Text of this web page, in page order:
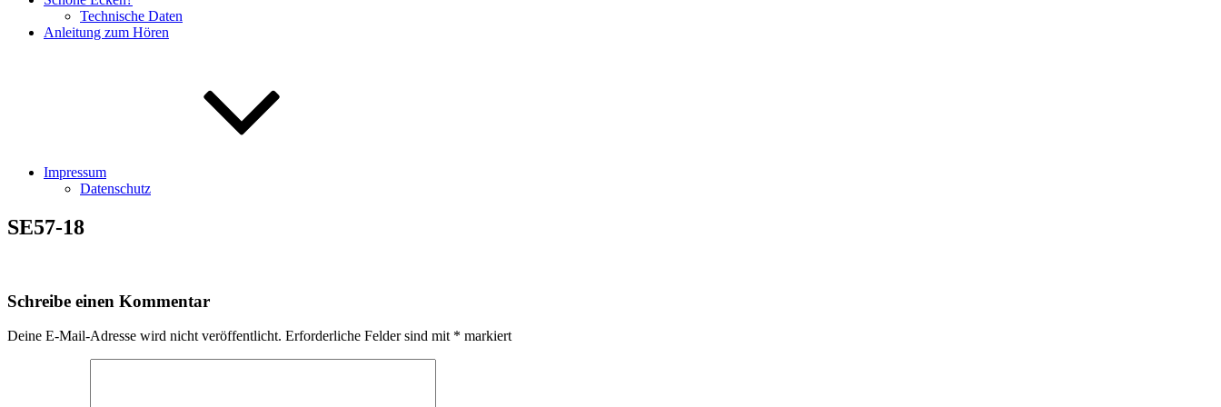
Technische Daten
Anleitung zum Hören
Impressum
Datenschutz
SE57-18
Schreibe einen Kommentar
Deine E-Mail-Adresse wird nicht veröffentlicht. Erforderliche Felder sind mit * markiert